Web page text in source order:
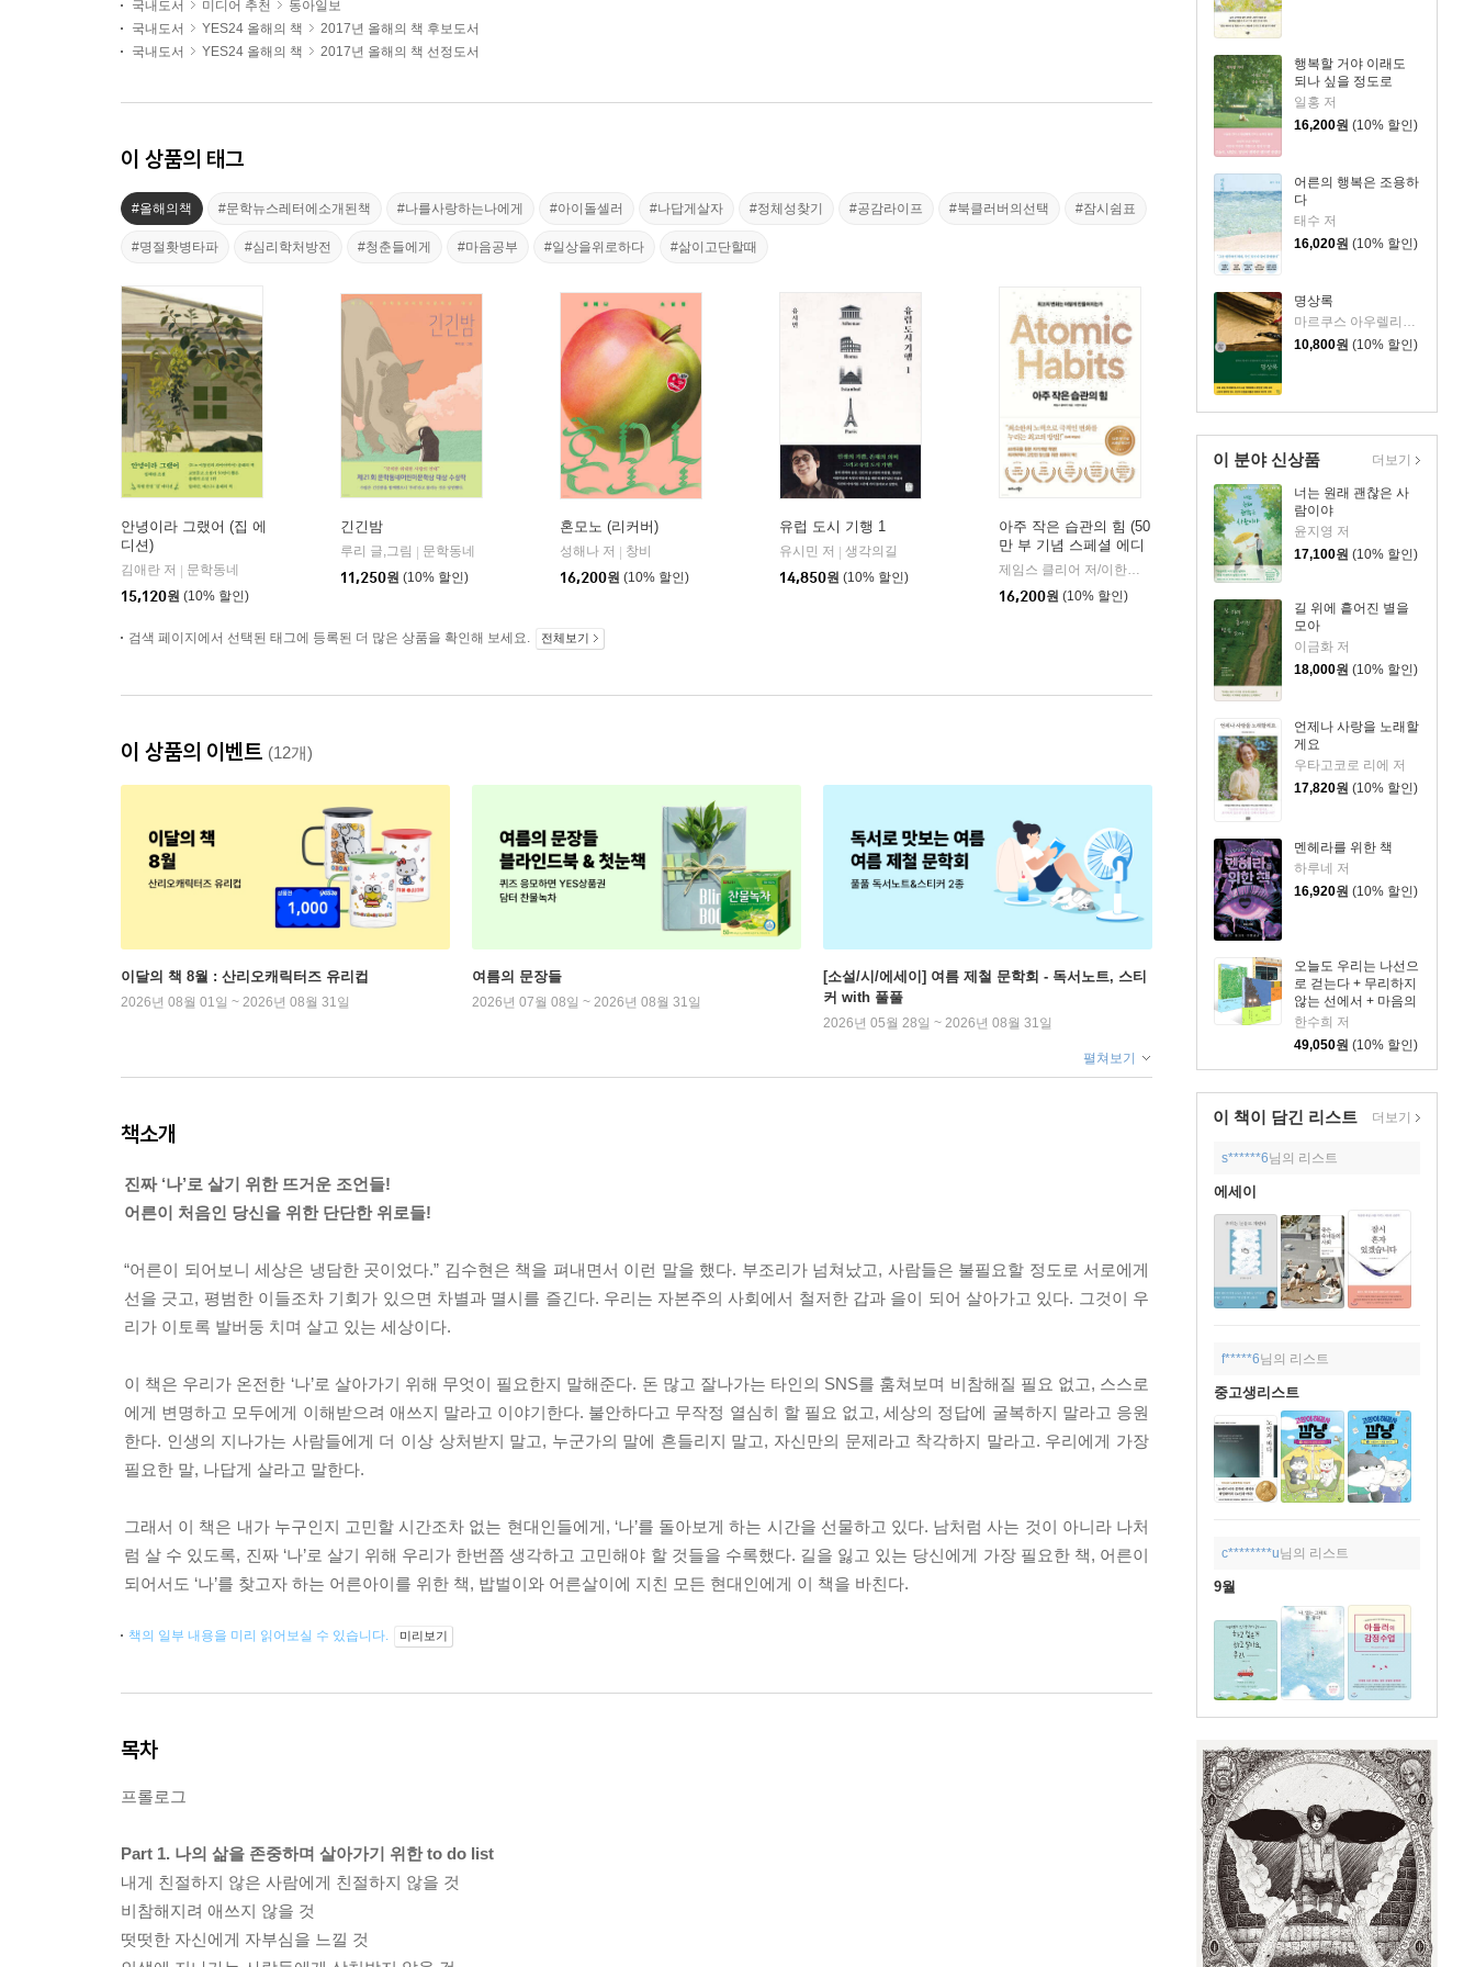
행복할 거야 이래도
되나 싶을 정도로
일홍 저
16,200원 (10% 할인)
어른의 행복은 조용하
다
태수 저
16,020원 (10% 할인)
명상록
10,800원 (10% 할인)
이 분야 신상품
너는 원래 괜찮은 사
람이야
윤지영 저
17,100원 (10% 할인)
길 위에 흩어진 별을
모아
이금화 저
18,000원 (10% 할인)
언제나 사랑을 노래할
게요
우타고코로 리에 저
17,820원 (10% 할인)
멘헤라를 위한 책
하루네 저
16,920원 (10% 할인)
오늘도 우리는 나선으
로 걷는다 + 무리하지
않는 선에서 + 마음의
문제 세트
한수희 저
49,050원 (10% 할인)
더보기
이 책이 담긴 리스트 더보기
s******6님의 리스트
에세이
f*****6님의 리스트
중고생리스트
c********u님의 리스트
9월
국내도서 미디어 추천
동아일보
국내도서
YES24 올해의 책
2017년 올해의 책 후보도서
국내도서
YES24 올해의 책 2017년 올해의 책 선정도서
이 상품의 태그
#올해의책 #문학뉴스레터에소개된책 #나를사랑하는나에게 #아이돌셀러 #나답게살자 #정체성찾기 #공감라이프 #북클러버의선택 #잠시쉼표
#명절홧병타파 #심리학처방전 #청춘들에게 #마음공부 #일상을위로하다 #삶이고단할때
안녕이라 그랬어 (집 에
디션)
김애란 저
문학동네
15,120원 (10% 할인)
긴긴밤
루리 글,그림
문학동네
11,250원 (10% 할인)
혼모노 (리커버)
성해나 저
창비
16,200원 (10% 할인)
유럽 도시 기행 1
유시민 저
생각의길
14,850원 (10% 할인)
아주 작은 습관의 힘 (50
만 부 기념 스페셜 에디
션)
제임스 클리어 저/이한이 역
비즈니스북스
16,200원 (10% 할인)
검색 페이지에서 선택된 태그에 등록된 더 많은 상품을 확인해 보세요. 전체보기
이 상품의 이벤트 (12개)
이달의 책 8월 : 산리오캐릭터즈 유리컵
2026년 08월 01일 ~ 2026년 08월 31일
여름의 문장들
2026년 07월 08일 ~ 2026년 08월 31일
[소설/시/에세이] 여름 제철 문학회 - 독서노트, 스티
커 with 풀풀
2026년 05월 28일 ~ 2026년 08월 31일
펼쳐보기
책소개
진짜 ‘나’로 살기 위한 뜨거운 조언들!
어른이 처음인 당신을 위한 단단한 위로들!
“어른이 되어보니 세상은 냉담한 곳이었다.” 김수현은 책을 펴내면서 이런 말을 했다. 부조리가 넘쳐났고, 사람들은 불필요할 정도로 서로에게
선을 긋고, 평범한 이들조차 기회가 있으면 차별과 멸시를 즐긴다. 우리는 자본주의 사회에서 철저한 갑과 을이 되어 살아가고 있다. 그것이 우
리가 이토록 발버둥 치며 살고 있는 세상이다.
이 책은 우리가 온전한 ‘나’로 살아가기 위해 무엇이 필요한지 말해준다. 돈 많고 잘나가는 타인의 SNS를 훔쳐보며 비참해질 필요 없고, 스스로
에게 변명하고 모두에게 이해받으려 애쓰지 말라고 이야기한다. 불안하다고 무작정 열심히 할 필요 없고, 세상의 정답에 굴복하지 말라고 응원
한다. 인생의 지나가는 사람들에게 더 이상 상처받지 말고, 누군가의 말에 흔들리지 말고, 자신만의 문제라고 착각하지 말라고. 우리에게 가장
필요한 말, 나답게 살라고 말한다.
그래서 이 책은 내가 누구인지 고민할 시간조차 없는 현대인들에게, ‘나’를 돌아보게 하는 시간을 선물하고 있다. 남처럼 사는 것이 아니라 나처
럼 살 수 있도록, 진짜 ‘나’로 살기 위해 우리가 한번쯤 생각하고 고민해야 할 것들을 수록했다. 길을 잃고 있는 당신에게 가장 필요한 책, 어른이
되어서도 ‘나’를 찾고자 하는 어른아이를 위한 책, 밥벌이와 어른살이에 지친 모든 현대인에게 이 책을 바친다.
책의 일부 내용을 미리 읽어보실 수 있습니다. 미리보기
목차
프롤로그
Part 1. 나의 삶을 존중하며 살아가기 위한 to do list
내게 친절하지 않은 사람에게 친절하지 않을 것
비참해지려 애쓰지 않을 것
떳떳한 자신에게 자부심을 느낄 것